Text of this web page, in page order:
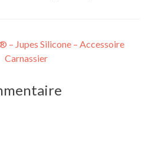
– Jupes Silicone – Accessoire
Carnassier